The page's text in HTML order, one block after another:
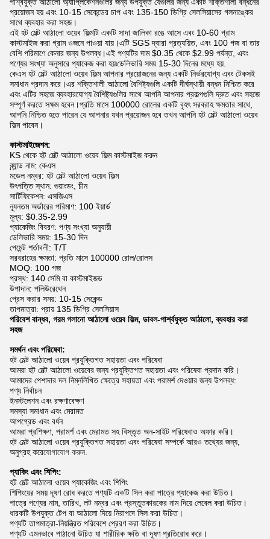
প্রয়োজন হয় এবং 10-15 সেকেন্ডের চাপ এবং 135-150 ডিগ্রি সেলসিয়াসের গলনাঙ্কের
সাথে ব্যবহার করা সহজ।
এই হট মেল্ট আঠালো ওয়েব ফিল্মটি একটি সাদা জালিকা রঙে আসে এবং 10-60 গ্রাম
কাস্টমাইজ করা গ্রাম ওজনে পাওয়া যায়।এটি SGS দ্বারা প্রত্যয়িত, এবং 100 গজ বা তার
বেশি পরিমাণে কেনার জন্য উপলব্ধ।এই পণ্যটির দাম $0.35 থেকে $2.99 ​​পর্যন্ত, এবং
পণ্যের সংখ্যা অনুসারে প্যাকেজ করা হয়৷ডেলিভারি সময় 15-30 দিনের মধ্যে হয়.
কেএস হট মেল্ট আঠালো ওয়েব ফিল্ম আপনার প্রয়োজনের জন্য একটি নির্ভরযোগ্য এবং টেকসই
সমাধান প্রদান করে।এর শক্তিশালী আঠালো বৈশিষ্ট্যগুলি একটি দীর্ঘস্থায়ী বন্ধন নিশ্চিত করে
এবং এটির সহজে ব্যবহারযোগ্য বৈশিষ্ট্যগুলির সাথে আপনি আপনার প্রকল্পগুলি দ্রুত এবং সহজে
সম্পূর্ণ করতে সক্ষম হবেন।প্রতি মাসে 100000 রোলের একটি বৃহৎ সরবরাহ ক্ষমতার সাথে,
আপনি নিশ্চিত হতে পারেন যে আপনার যখন প্রয়োজন হবে তখন আপনি হট মেল্ট আঠালো ওয়েব
ফিল্ম পাবেন।
কাস্টমাইজেশন:
KS থেকে হট মেল্ট আঠালো ওয়েব ফিল্ম কাস্টমাইজ করুন
ব্র্যান্ড নাম: কেএস
মডেল নম্বর: হট মেল্ট আঠালো ওয়েব ফিল্ম
উৎপত্তি স্থান: গুয়াংডং, চীন
সার্টিফিকেশন: এসজিএস
ন্যূনতম অর্ডারের পরিমাণ: 100 ইয়ার্ড
মূল্য: $0.35-2.99
প্যাকেজিং বিবরণ: পণ্য সংখ্যা অনুযায়ী
ডেলিভারি সময়: 15-30 দিন
পেমেন্ট শর্তাবলী: T/T
সরবরাহের ক্ষমতা: প্রতি মাসে 100000 রোল/রোলস
MOQ: 100 গজ
প্রস্থ: 140 সেমি বা কাস্টমাইজড
উপাদান: পলিউরেথেন
প্রেস করার সময়: 10-15 সেকেন্ড
তাপমাত্রা: প্রায় 135 ডিগ্রি সেলসিয়াস
পরিবেশ বান্ধব, গরম গলানো আঠালো ওয়েব ফিল্ম, ডাবল-পার্শ্বযুক্ত আঠালো, ব্যবহার করা
সহজ
সমর্থন এবং পরিষেবা:
হট মেল্ট আঠালো ওয়েব প্রযুক্তিগত সহায়তা এবং পরিষেবা
আমরা হট মেল্ট আঠালো ওয়েবের জন্য প্রযুক্তিগত সহায়তা এবং পরিষেবা প্রদান করি।
আমাদের পেশাদার দল নিম্নলিখিত ক্ষেত্রে সহায়তা এবং পরামর্শ দেওয়ার জন্য উপলব্ধ:
পণ্য নির্বাচন
ইনস্টলেশন এবং রক্ষণাবেক্ষণ
সমস্যা সমাধান এবং মেরামত
আপগ্রেড এবং বর্ধন
আমরা প্রশিক্ষণ, পরামর্শ এবং মেরামত সহ বিস্তৃত অন-সাইট পরিষেবাও অফার করি।
হট মেল্ট আঠালো ওয়েব প্রযুক্তিগত সহায়তা এবং পরিষেবা সম্পর্কে আরও তথ্যের জন্য,
অনুগ্রহ করেযোগাযোগ করুন.
প্যাকিং এবং শিপিং:
হট মেল্ট আঠালো ওয়েব প্যাকেজিং এবং শিপিং
শিপিংয়ের সময় দূষণ রোধ করতে পণ্যটি একটি সিল করা পাত্রে প্যাকেজ করা উচিত।
পাত্রে পণ্যের নাম, তারিখ, লট নম্বর এবং প্রস্তুতকারকের নাম দিয়ে লেবেল করা উচিত।
ধারকটি উপযুক্ত টেপ বা আঠালো দিয়ে নিরাপদে সিল করা উচিত।
পণ্যটি তাপমাত্রা-নিয়ন্ত্রিত পরিবেশে প্রেরণ করা উচিত।
পণ্যটি এমনভাবে পাঠানো উচিত যা শারীরিক ক্ষতি বা দূষণ প্রতিরোধ করে।